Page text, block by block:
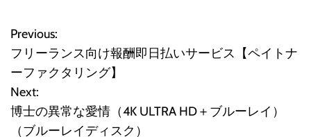
投
稿
ナ
ビ
Previous:
フリーランス向け報酬即日払いサービス【ペイトナ
ーファクタリング】
Next:
博士の異常な愛情（4K ULTRA HD＋ブルーレイ）
（ブルーレイディスク）